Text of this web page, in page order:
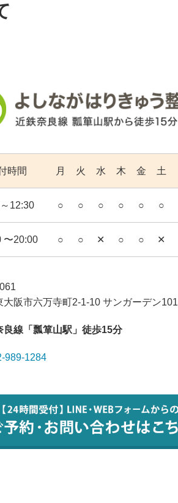
時間 月 火 水 木 金 土
12:30 ○ ○ ○ ○ ○ ○
〜20:00 ○ ○ ✕ ○ ○ ✕
大阪市六万寺町2-1-10 サンガーデン101
良線「瓢箪山駅」徒歩15分
989-1284